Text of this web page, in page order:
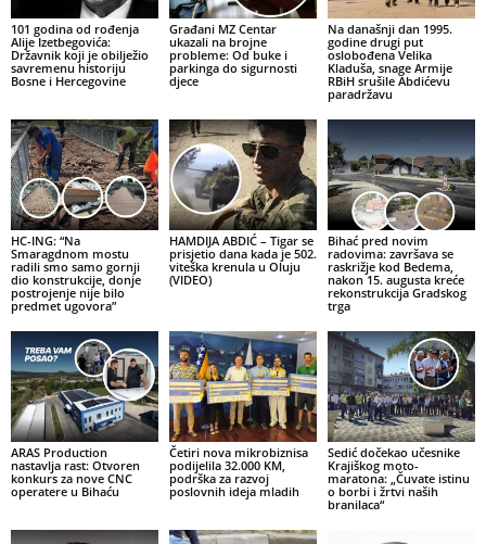
101 godina od rođenja
Alije Izetbegovića:
Državnik koji je obilježio
savremenu historiju
Bosne i Hercegovine
Građani MZ Centar
ukazali na brojne
probleme: Od buke i
parkinga do sigurnosti
djece
Na današnji dan 1995.
godine drugi put
oslobođena Velika
Kladuša, snage Armije
RBiH srušile Abdićevu
paradržavu
HC-ING: “Na
Smaragdnom mostu
radili smo samo gornji
dio konstrukcije, donje
postrojenje nije bilo
predmet ugovora”
HAMDIJA ABDIĆ – Tigar se
prisjetio dana kada je 502.
viteška krenula u Oluju
(VIDEO)
Bihać pred novim
radovima: završava se
raskrižje kod Bedema,
nakon 15. augusta kreće
rekonstrukcija Gradskog
trga
ARAS Production
nastavlja rast: Otvoren
konkurs za nove CNC
operatere u Bihaću
Četiri nova mikrobiznisa
podijelila 32.000 KM,
podrška za razvoj
poslovnih ideja mladih
Sedić dočekao učesnike
Krajiškog moto-
maratona: „Čuvate istinu
o borbi i žrtvi naših
branilaca“